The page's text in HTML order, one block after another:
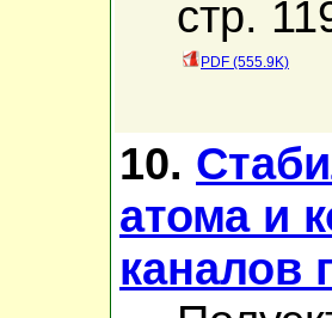
стр.
PDF (555.9K)
10.
атома и
каналов